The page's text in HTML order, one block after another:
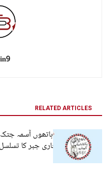
RELATED ARTICLES
ڈیتھ اسکواڈ کے ہاتھوں آسمہ
بلوچستان میں جاری جبر کا